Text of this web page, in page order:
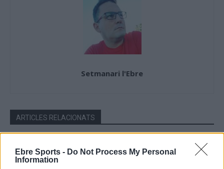
Ebre Sports - Do Not Process My Personal
Information
Setmanari l'Ebre
ARTICLES RELACIONATS
El femení de l’Aldeana tanca dos anys
sense perdre al municipal de la Unió